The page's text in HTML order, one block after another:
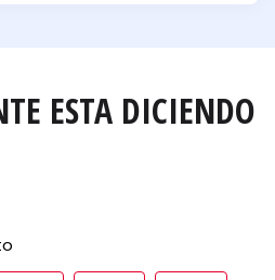
ESTA DICIENDO